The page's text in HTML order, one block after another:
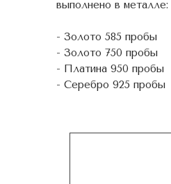
выполнено в металле:
- Золото 585 пробы
- Золото 750 пробы
- Платина 950 пробы
- Серебро 925 пробы